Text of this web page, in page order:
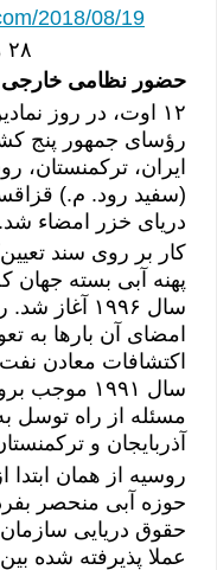
2018/08/19/
۲۸ مرداد- اسد ١٣۹۷
حضور نظامی خارجی
١۲ اوت، در روز نمادین «
رؤسای جمهور پنج
ایران، ترکمنستان،
(سفید رود. م.)
دریای خزر امضاء شد.
کار بر روی سند
پهنه آبی بسته جهان
سال ١۹۹۶
امضای آن بارها به
اکتشافات معادن
سال ١۹۹١
مسئله از راه توسل
آذربایجان و
روسیه از همان
حوزه آبی منحصر
حقوق دریایی
عملا پذیرفته شده